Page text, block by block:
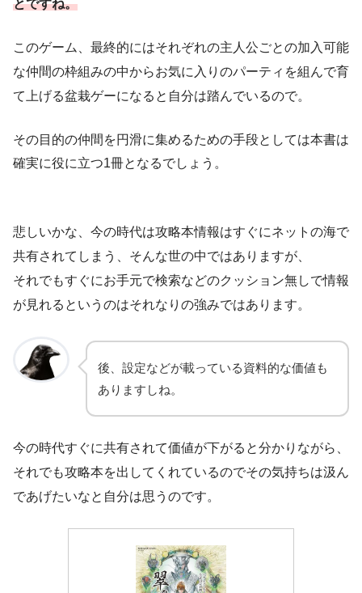
とですね。
このゲーム、最終的にはそれぞれの主人公ごとの加入可能
な仲間の枠組みの中からお気に入りのパーティを組んで育
て上げる盆栽ゲーになると自分は踏んでいるので。
その目的の仲間を円滑に集めるための手段としては本書は
確実に役に立つ1冊となるでしょう。
悲しいかな、今の時代は攻略本情報はすぐにネットの海で
共有されてしまう、そんな世の中ではありますが、
それでもすぐにお手元で検索などのクッション無しで情報
が見れるというのはそれなりの強みではあります。
後、設定などが載っている資料的な価値も
ありますしね。
今の時代すぐに共有されて価値が下がると分かりながら、
それでも攻略本を出してくれているのでその気持ちは汲ん
であげたいなと自分は思うのです。